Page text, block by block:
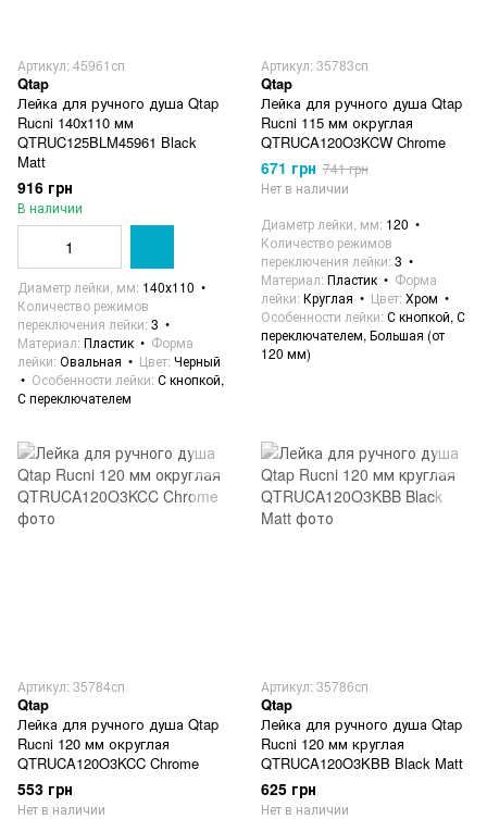
Артикул: 45961сп
Qtap
Лейка для ручного душа Qtap
Rucni 140х110 мм
QTRUC125BLM45961 Black
Matt
916 грн
В наличии
Диаметр лейки, мм 140х110
Количество режимов
переключения лейки 3
Материал Пластик
Форма
лейки Овальная Цвет Черный
Особенности лейки С кнопкой,
С переключателем
Артикул: 35783сп
Qtap
Лейка для ручного душа Qtap
Rucni 115 мм округлая
QTRUCA120O3KCW Chrome
671 грн 741 грн
Нет в наличии
Диаметр лейки, мм 120
Количество режимов
переключения лейки 3
Материал Пластик
Форма
лейки Круглая Цвет Хром
Особенности лейки С кнопкой, С
переключателем, Большая (от
120 мм)
Артикул: 35784сп
Qtap
Лейка для ручного душа Qtap
Rucni 120 мм округлая
QTRUCA120O3KCC Chrome
553 грн
Нет в наличии
Артикул: 35786сп
Qtap
Лейка для ручного душа Qtap
Rucni 120 мм круглая
QTRUCA120O3KBB Black Matt
625 грн
Нет в наличии